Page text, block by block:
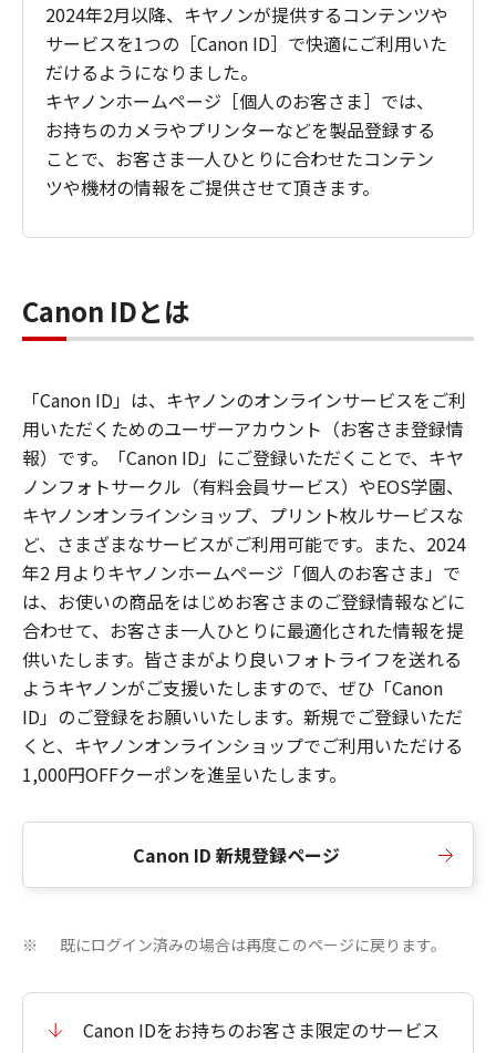
2024年2月以降、キヤノンが提供するコンテンツや
サービスを1つの［Canon ID］で快適にご利用いた
だけるようになりました。
キヤノンホームページ［個人のお客さま］では、
お持ちのカメラやプリンターなどを製品登録する
ことで、お客さま一人ひとりに合わせたコンテン
ツや機材の情報をご提供させて頂きます。
Canon IDとは
「Canon ID」は、キヤノンのオンラインサービスをご利
用いただくためのユーザーアカウント（お客さま登録情
報）です。「Canon ID」にご登録いただくことで、キヤ
ノンフォトサークル（有料会員サービス）やEOS学園、
キヤノンオンラインショップ、プリント枚ルサービスな
ど、さまざまなサービスがご利用可能です。また、2024
年2 月よりキヤノンホームページ「個人のお客さま」で
は、お使いの商品をはじめお客さまのご登録情報などに
合わせて、お客さま一人ひとりに最適化された情報を提
供いたします。皆さまがより良いフォトライフを送れる
ようキヤノンがご支援いたしますので、ぜひ「Canon
ID」のご登録をお願いいたします。新規でご登録いただ
くと、キヤノンオンラインショップでご利用いただける
1,000円OFFクーポンを進呈いたします。
Canon ID 新規登録ページ
※ 既にログイン済みの場合は再度このページに戻ります。
Canon IDをお持ちのお客さま限定のサービス